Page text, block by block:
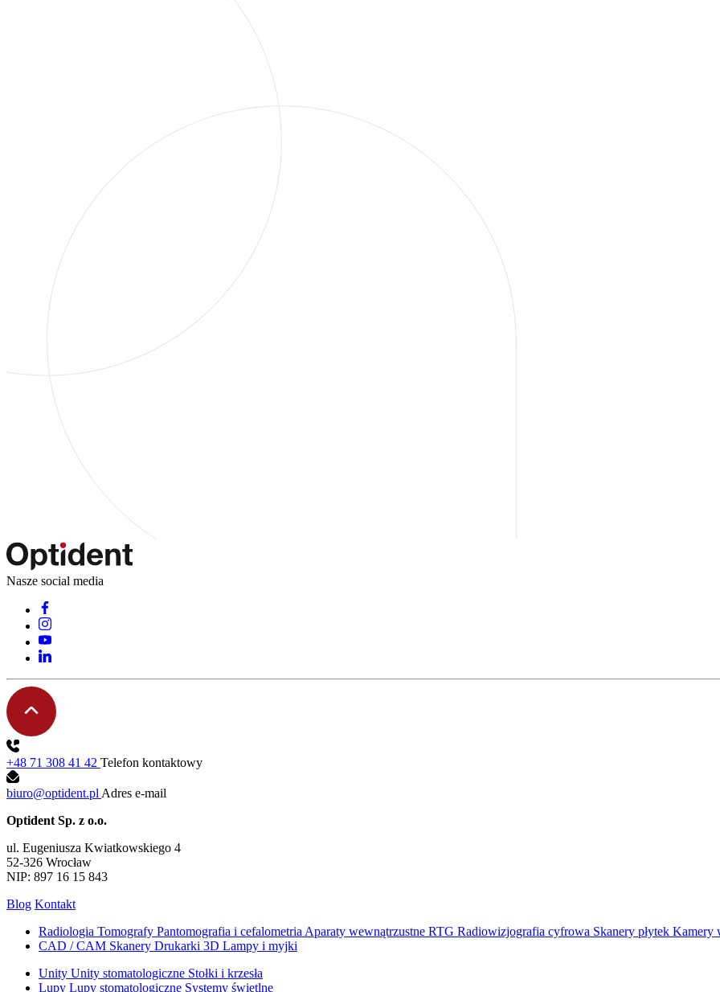
Nasze social media
+48 71 308 41 42 Telefon kontaktowy
biuro@optident.pl Adres e-mail
Optident Sp. z o.o.
ul. Eugeniusza Kwiatkowskiego 4
52-326 Wrocław
NIP: 897 16 15 843
Blog Kontakt
Radiologia Tomografy Pantomografia i cefalometria Aparaty wewnątrzustne RTG Radiowizjografia cyfrowa Skanery płytek Kamery
CAD / CAM Skanery Drukarki 3D Lampy i myjki
Unity Unity stomatologiczne Stołki i krzesła
Lupy Lupy stomatologiczne Systemy świetlne